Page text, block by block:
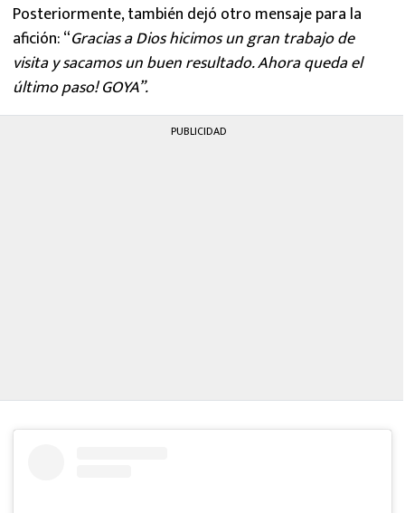
Posteriormente, también dejó otro mensaje para la
afición: “Gracias a Dios hicimos un gran trabajo de
visita y sacamos un buen resultado. Ahora queda el
último paso! GOYA”.
PUBLICIDAD